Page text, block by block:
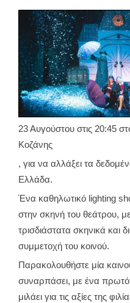
23 Αυγούστου στις 20:45
Κοζάνης
, για να αλλάξει τα
Ελλάδα.
Ένα καθηλωτικό lighting
στην σκηνή του θεάτρου,
τρισδιάστατα σκηνικά και
συμμετοχή του κοινού.
Παρακολουθήστε μία
συναρπάσει, με ένα
μιλάει για τις αξίες της